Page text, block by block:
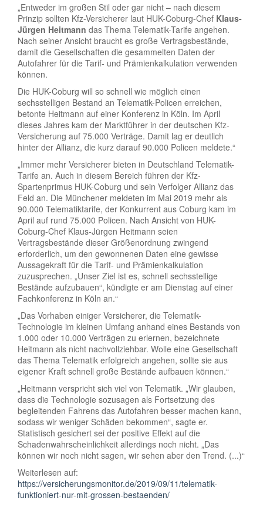
„Entweder im großen Stil oder gar nicht – nach diesem
Prinzip sollten Kfz-Versicherer laut HUK-Coburg-Chef Klaus-
Jürgen Heitmann das Thema Telematik-Tarife angehen.
Nach seiner Ansicht braucht es große Vertragsbestände,
damit die Gesellschaften die gesammelten Daten der
Autofahrer für die Tarif- und Prämienkalkulation verwenden
können.
Die HUK-Coburg will so schnell wie möglich einen
sechsstelligen Bestand an Telematik-Policen erreichen,
betonte Heitmann auf einer Konferenz in Köln. Im April
dieses Jahres kam der Marktführer in der deutschen Kfz-
Versicherung auf 75.000 Verträge. Damit lag er deutlich
hinter der Allianz, die kurz darauf 90.000 Policen meldete.“
„Immer mehr Versicherer bieten in Deutschland Telematik-
Tarife an. Auch in diesem Bereich führen der Kfz-
Spartenprimus HUK-Coburg und sein Verfolger Allianz das
Feld an. Die Münchener meldeten im Mai 2019 mehr als
90.000 Telematiktarife, der Konkurrent aus Coburg kam im
April auf rund 75.000 Policen. Nach Ansicht von HUK-
Coburg-Chef Klaus-Jürgen Heitmann seien
Vertragsbestände dieser Größenordnung zwingend
erforderlich, um den gewonnenen Daten eine gewisse
Aussagekraft für die Tarif- und Prämienkalkulation
zuzusprechen. „Unser Ziel ist es, schnell sechsstellige
Bestände aufzubauen“, kündigte er am Dienstag auf einer
Fachkonferenz in Köln an.“
„Das Vorhaben einiger Versicherer, die Telematik-
Technologie im kleinen Umfang anhand eines Bestands von
1.000 oder 10.000 Verträgen zu erlernen, bezeichnete
Heitmann als nicht nachvollziehbar. Wolle eine Gesellschaft
das Thema Telematik erfolgreich angehen, sollte sie aus
eigener Kraft schnell große Bestände aufbauen können.“
„Heitmann verspricht sich viel von Telematik. „Wir glauben,
dass die Technologie sozusagen als Fortsetzung des
begleitenden Fahrens das Autofahren besser machen kann,
sodass wir weniger Schäden bekommen“, sagte er.
Statistisch gesichert sei der positive Effekt auf die
Schadenwahrscheinlichkeit allerdings noch nicht. „Das
können wir noch nicht sagen, wir sehen aber den Trend. (...)“
Weiterlesen auf:
https://versicherungsmonitor.de/2019/09/11/telematik-
funktioniert-nur-mit-grossen-bestaenden/